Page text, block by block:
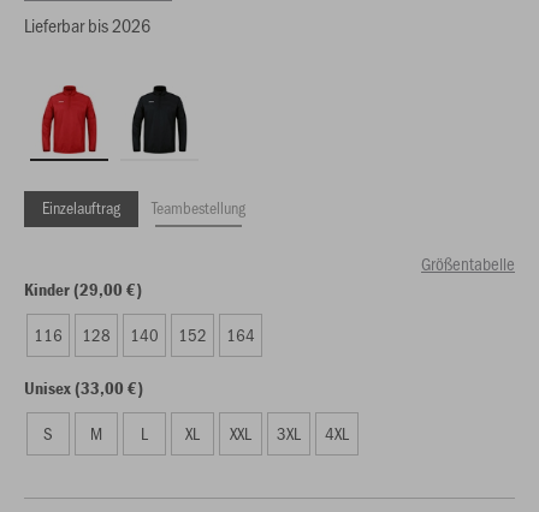
Lieferbar bis 2026
Einzelauftrag Teambestellung
Größentabelle
Kinder (29,00 €)
116 128 140 152 164
Unisex (33,00 €)
S M L XL XXL 3XL 4XL